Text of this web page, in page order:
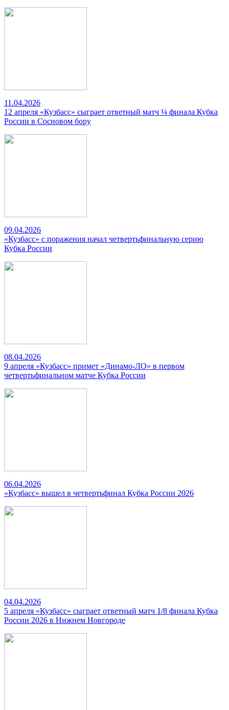
11.04.2026
12 апреля «Кузбасс» сыграет ответный матч ¼ финала Кубка
России в Сосновом бору
09.04.2026
«Кузбасс» с поражения начал четвертьфинальную серию
Кубка России
08.04.2026
9 апреля «Кузбасс» примет «Динамо-ЛО» в первом
четвертьфинальном матче Кубка России
06.04.2026
«Кузбасс» вышел в четвертьфинал Кубка России 2026
04.04.2026
5 апреля «Кузбасс» сыграет ответный матч 1/8 финала Кубка
России 2026 в Нижнем Новгороде